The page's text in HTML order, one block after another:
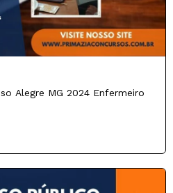
Alegre MG 2024 Enfermeiro